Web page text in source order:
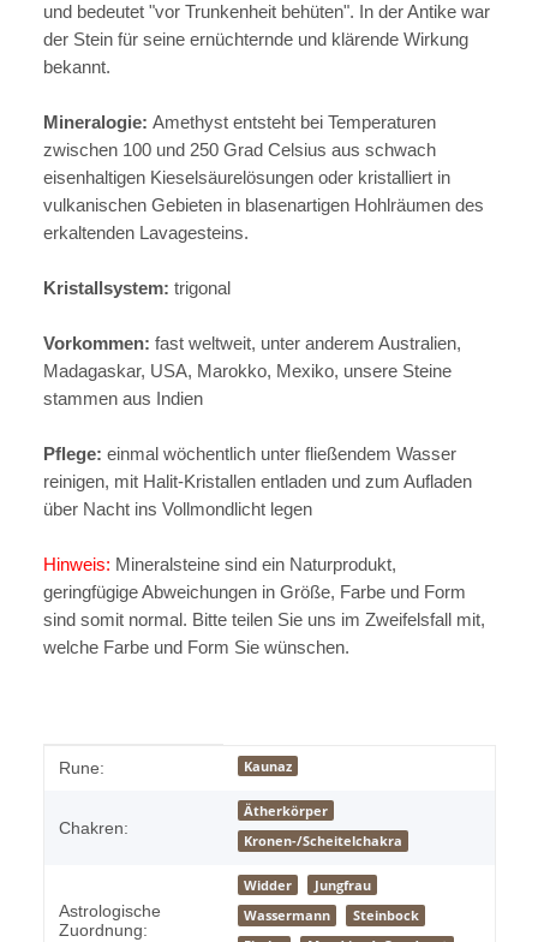
und bedeutet "vor Trunkenheit behüten". In der Antike war
der Stein für seine ernüchternde und klärende Wirkung
bekannt.
Mineralogie: Amethyst entsteht bei Temperaturen
zwischen 100 und 250 Grad Celsius aus schwach
eisenhaltigen Kieselsäurelösungen oder kristalliert in
vulkanischen Gebieten in blasenartigen Hohlräumen des
erkaltenden Lavagesteins.
Kristallsystem: trigonal
Vorkommen: fast weltweit, unter anderem Australien,
Madagaskar, USA, Marokko, Mexiko, unsere Steine
stammen aus Indien
Pflege: einmal wöchentlich unter fließendem Wasser
reinigen, mit Halit-Kristallen entladen und zum Aufladen
über Nacht ins Vollmondlicht legen
Hinweis: Mineralsteine sind ein Naturprodukt,
geringfügige Abweichungen in Größe, Farbe und Form
sind somit normal. Bitte teilen Sie uns im Zweifelsfall mit,
welche Farbe und Form Sie wünschen.
Produkteigenschaft
Wert
Rune: Kaunaz
Chakren:
Ätherkörper
Kronen-/Scheitelchakra
Astrologische
Zuordnung:
Widder
Jungfrau
Wassermann
Steinbock